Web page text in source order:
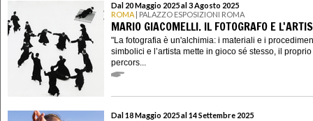
Dal 20 Maggio 2025 al 3 Agosto 2025
ROMA | PALAZZO ESPOSIZIONI ROMA
MARIO GIACOMELLI. IL FOTOGRAFO E
"La fotografia è un'alchimia: i materiali e i
simbolici e l’artista mette in gioco sé stesso, il proprio
percors...
Dal 18 Maggio 2025 al 14 Settembre 2025